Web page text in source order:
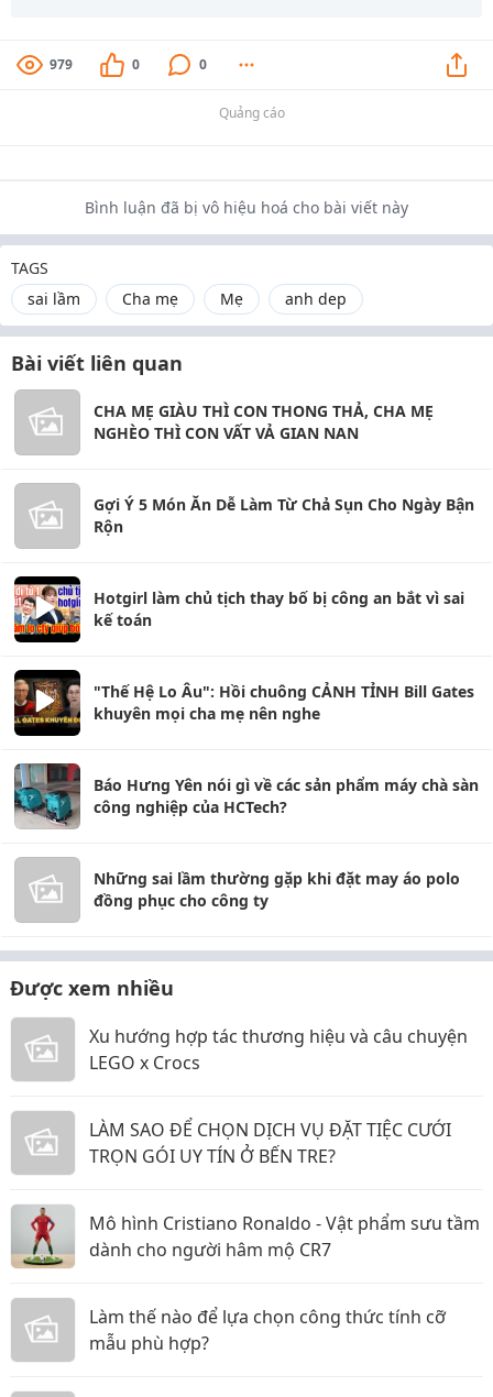
979 0 0
Quảng cáo
Bình luận đã bị vô hiệu hoá cho bài viết này
TAGS
sai lầm
Cha mẹ Mẹ anh dep
Bài viết liên quan
CHA MẸ GIÀU THÌ CON THONG THẢ, CHA MẸ
NGHÈO THÌ CON VẤT VẢ GIAN NAN
Gợi Ý 5 Món Ăn Dễ Làm Từ Chả Sụn Cho Ngày Bận
Rộn
Hotgirl làm chủ tịch thay bố bị công an bắt vì sai
kế toán
"Thế Hệ Lo Âu": Hồi chuông CẢNH TỈNH Bill Gates
khuyên mọi cha mẹ nên nghe
Báo Hưng Yên nói gì về các sản phẩm máy chà sàn
công nghiệp của HCTech?
Những sai lầm thường gặp khi đặt may áo polo
đồng phục cho công ty
Được xem nhiều
Xu hướng hợp tác thương hiệu và câu chuyện
LEGO x Crocs
LÀM SAO ĐỂ CHỌN DỊCH VỤ ĐẶT TIỆC CƯỚI
TRỌN GÓI UY TÍN Ở BẾN TRE?
Mô hình Cristiano Ronaldo - Vật phẩm sưu tầm
dành cho người hâm mộ CR7
Làm thế nào để lựa chọn công thức tính cỡ
mẫu phù hợp?